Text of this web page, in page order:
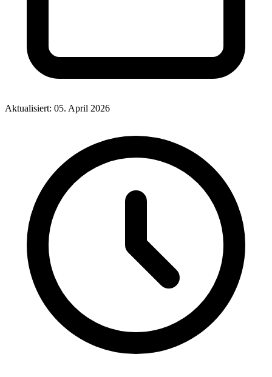
Aktualisiert: 05. April 2026